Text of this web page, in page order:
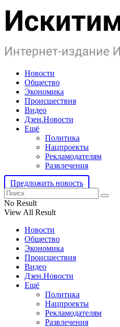
Новости
Общество
Экономика
Происшествия
Видео
Дзен.Новости
Ещё
Политика
Нацпроекты
Рекламодателям
Развлечения
Предложить новость
No Result
View All Result
Новости
Общество
Экономика
Происшествия
Видео
Дзен.Новости
Ещё
Политика
Нацпроекты
Рекламодателям
Развлечения